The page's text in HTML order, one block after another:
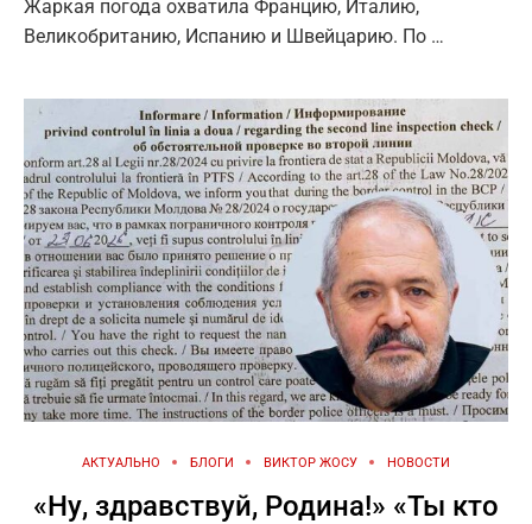
Жаркая погода охватила Францию, Италию,
Великобританию, Испанию и Швейцарию. По …
АКТУАЛЬНО БЛОГИ ВИКТОР ЖОСУ НОВОСТИ
«Ну, здравствуй, Родина!» «Ты кто